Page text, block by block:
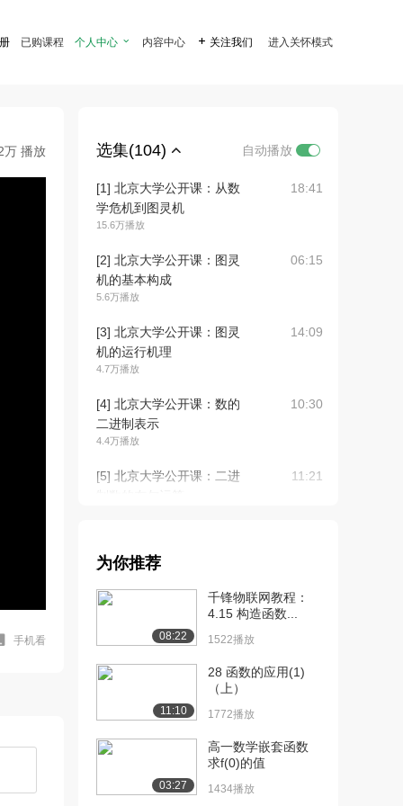
已购课程 个人中心  内容中心  关注我们 进入关怀模式
万 播放
手机看
选集(104) 自动播放
[1] 北京大学公开课：从数
学危机到图灵机
15.6万播放
18:41
[2] 北京大学公开课：图灵
机的基本构成
5.6万播放
06:15
[3] 北京大学公开课：图灵
机的运行机理
4.7万播放
14:09
[4] 北京大学公开课：数的
二进制表示
4.4万播放
10:30
[5] 北京大学公开课：二进
11:21
上的计算设备
[7] 北京大学公开课：摩尔
定律下的计算危...
15:44
[8] 北京大学公开课：从电
子管到云计算
[9] 北京大学公开课：量子
计算机的基本原...
为你推荐
08:22
千锋物联网教程：
4.15 构造函数...
1522播放
11:10
28 函数的应用(1)
（上）
1772播放
03:27
高一数学嵌套函数
求f(0)的值
1434播放